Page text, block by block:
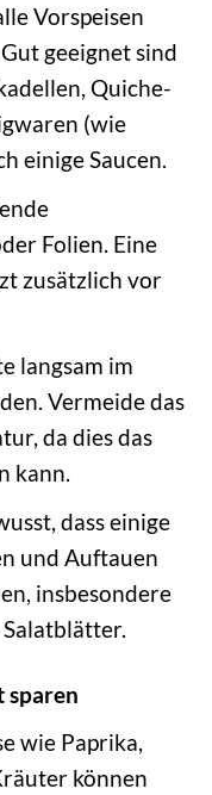
Vorspeisen
geeignet sind
Quiche-
(wie
einige Saucen.
Folien. Eine
zusätzlich vor
langsam im
Vermeide das
da dies das
kann.
dass einige
und Auftauen
insbesondere
sparen
wie Paprika,
können